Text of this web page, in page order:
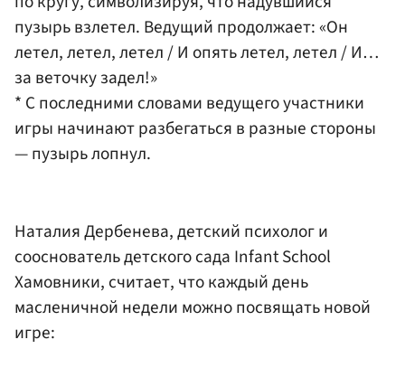
пузырь взлетел. Ведущий продолжает: «Он
летел, летел, летел / И опять летел, летел / И…
за веточку задел!»
* С последними словами ведущего участники
игры начинают разбегаться в разные стороны
— пузырь лопнул.
Наталия Дербенева, детский психолог и
сооснователь детского сада Infant School
Хамовники, считает, что каждый день
масленичной недели можно посвящать новой
игре: